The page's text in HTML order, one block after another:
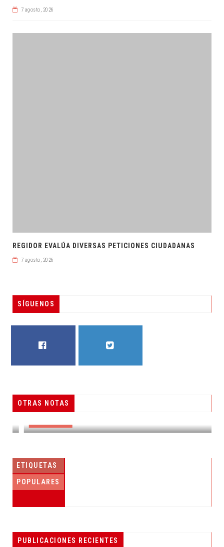
7 agosto, 2026
REGIDOR EVALÚA DIVERSAS PETICIONES CIUDADANAS
7 agosto, 2026
SÍGUENOS
OTRAS NOTAS
RESUELVEN DOS CASOS DE ENGAÑO TELEFÓNICO
ETIQUETAS
POPULARES
PUBLICACIONES RECIENTES
PESCADORES RECIBEN EQUIPO DE
RADIOCOMUNICACIÓN